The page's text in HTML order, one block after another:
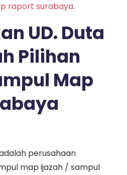
raport surabaya.
UD. Duta
Pilihan
Map
perusahaan
map ijazah / sampul